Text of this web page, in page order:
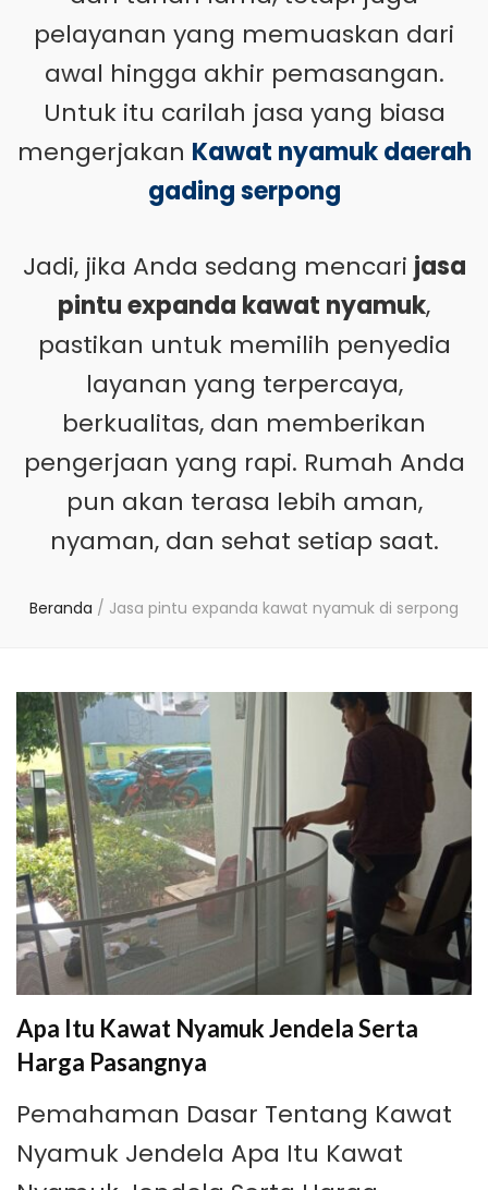
pelayanan yang memuaskan dari
awal hingga akhir pemasangan.
Untuk itu carilah jasa yang biasa
mengerjakan Kawat nyamuk daerah
gading serpong
Jadi, jika Anda sedang mencari jasa
pintu expanda kawat nyamuk,
pastikan untuk memilih penyedia
layanan yang terpercaya,
berkualitas, dan memberikan
pengerjaan yang rapi. Rumah Anda
pun akan terasa lebih aman,
nyaman, dan sehat setiap saat.
Beranda / Jasa pintu expanda kawat nyamuk di serpong
Apa Itu Kawat Nyamuk Jendela Serta
Harga Pasangnya
Pemahaman Dasar Tentang Kawat
Nyamuk Jendela Apa Itu Kawat